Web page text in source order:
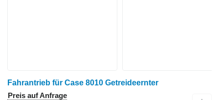
Fahrantrieb für Case 8010 Getreideernter
Preis auf Anfrage